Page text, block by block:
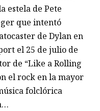
estela de Pete
que intentó
de Dylan en
el 25 de julio de
de “Like a Rolling
el rock en la mayor
folclórica